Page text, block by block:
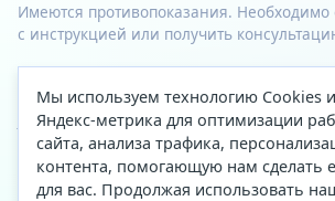
Имеются противопоказания. Необходимо
с инструкцией или получить
© 2023—2026 Все права защищены.
Адрес
Архангельск, ул. Папанина, д. 19 (вход в
автоцентра «Тойота»)
Мы используем технологию Cookies
Яндекс-метрика для оптимизации
сайта, анализа трафика,
контента, помогающую нам сделать
для вас. Продолжая использовать